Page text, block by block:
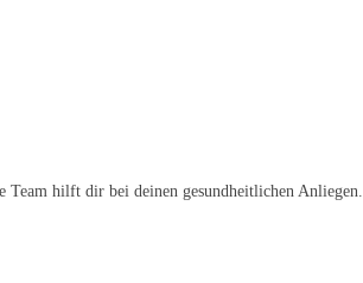
Team hilft dir bei deinen gesundheitlichen Anliegen.